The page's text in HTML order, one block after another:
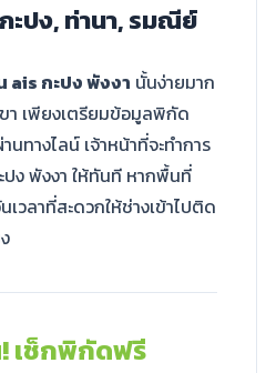
ะปง, ท่านา, รมณีย์
ais กะปง พังงา นั้นง่ายมาก
า เพียงเตรียมข้อมูลพิกัด
ทางไลน์ เจ้าหน้าที่จะทำการ
ง พังงา ให้ทันที หากพื้นที่
วลาที่สะดวกให้ช่างเข้าไปติด
เช็กพิกัดฟรี